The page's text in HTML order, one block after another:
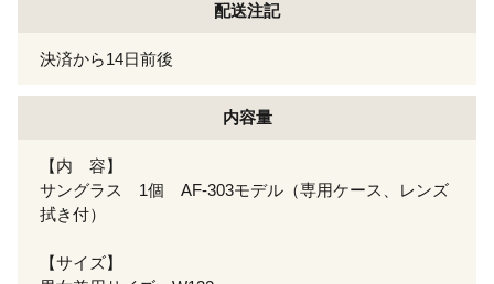
配送注記
決済から14日前後
内容量
【内 容】
サングラス 1個 AF-303モデル（専用ケース、レンズ
拭き付）
【サイズ】